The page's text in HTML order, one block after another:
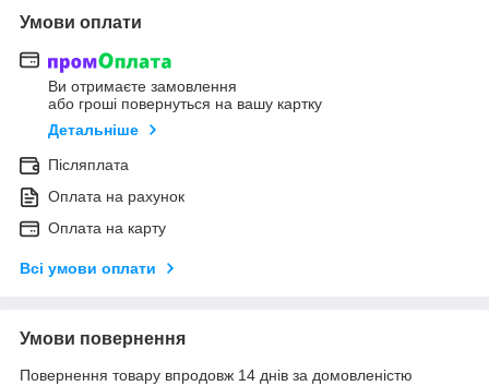
Умови оплати
Ви отримаєте замовлення
або гроші повернуться на вашу картку
Детальніше
Післяплата
Оплата на рахунок
Оплата на карту
Всі умови оплати
Умови повернення
Повернення товару впродовж 14 днів за домовленістю